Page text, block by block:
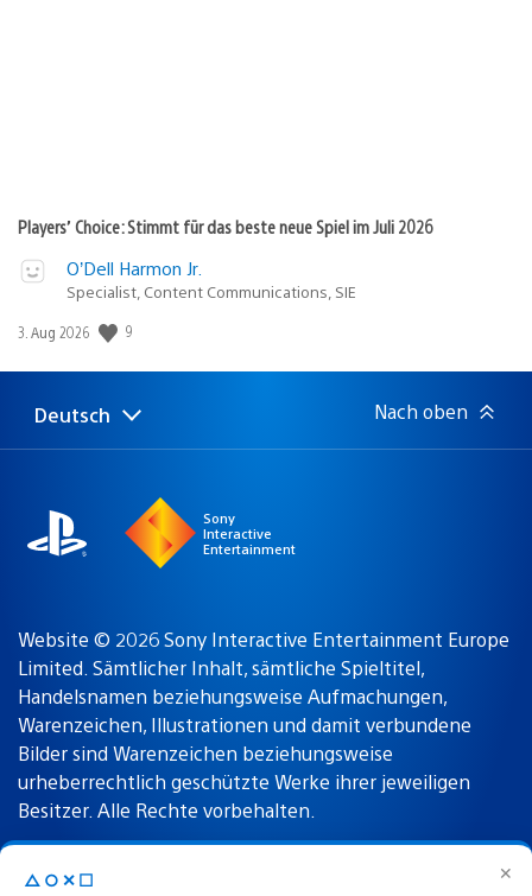
✕
△○✕☐
Players’ Choice: Stimmt für das beste neue Spiel im Juli 2026
O’Dell Harmon Jr.
Specialist, Content Communications, SIE
Veröffentlichungsdatum:
3. Aug 2026 9
Select
Aktuelle
Deutsch Nach oben
Sony
Interactive
Entertainment
Website © 2026 Sony Interactive Entertainment Europe
Limited. Sämtlicher Inhalt, sämtliche Spieltitel,
Handelsnamen beziehungsweise Aufmachungen,
Warenzeichen, Illustrationen und damit verbundene
Bilder sind Warenzeichen beziehungsweise
urheberrechtlich geschützte Werke ihrer jeweiligen
Besitzer. Alle Rechte vorbehalten.